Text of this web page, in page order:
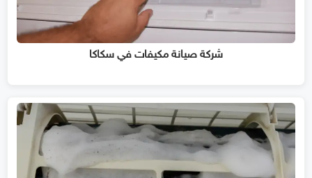
شركة صيانة مكيفات في سكاكا